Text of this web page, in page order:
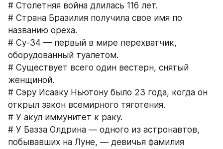
# Столетняя война длилась 116 лет.
# Страна Бразилия получила свое имя по
названию ореха.
# Су-34 — первый в мире перехватчик,
оборудованный туалетом.
# Существует всего один вестерн, снятый
женщиной.
# Сэру Исааку Ньютону было 23 года, когда он
открыл закон всемирного тяготения.
# У акул иммунитет к раку.
# У Базза Олдрина — одного из астронавтов,
побывавших на Луне, — девичья фамилия